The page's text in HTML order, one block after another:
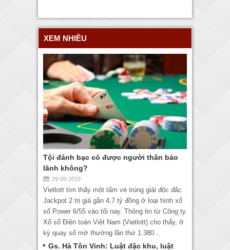
XEM NHIỀU
Tội đánh bạc có được người thân bảo
lãnh không?
29-09-2019
Vietlott tìm thấy một tấm vé trúng giải độc đắc
Jackpot 2 trị giá gần 4,7 tỷ đồng ở loại hình xổ
số Power 6/55 vào tối nay. Thông tin từ Công ty
Xổ số Điện toán Việt Nam (Vietlott) cho thấy, ở
kỳ quay số mở thưởng lần thứ 1.380...
Gs. Hà Tôn Vinh: Luật đặc khu, luật